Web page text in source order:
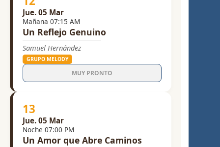
Jue. 05 Mar
Mañana 07:15 AM
Un Reflejo Genuino
Samuel Hernández
GRUPO MELODY
MUY PRONTO
13
Jue. 05 Mar
Noche 07:00 PM
Un Amor que Abre Caminos